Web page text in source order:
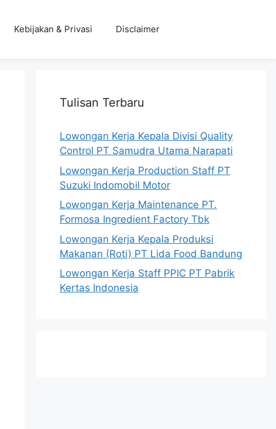
Kebijakan & Privasi Disclaimer
Tulisan Terbaru
Lowongan Kerja Kepala Divisi Quality
Control PT Samudra Utama Narapati
Lowongan Kerja Production Staff PT
Suzuki Indomobil Motor
Lowongan Kerja Maintenance PT.
Formosa Ingredient Factory Tbk
Lowongan Kerja Kepala Produksi
Makanan (Roti) PT Lida Food Bandung
Lowongan Kerja Staff PPIC PT Pabrik
Kertas Indonesia